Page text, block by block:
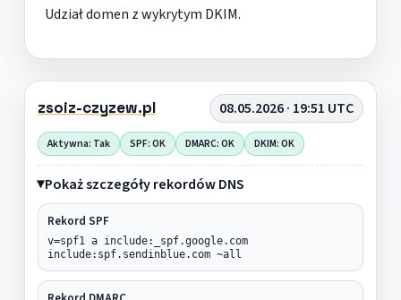
Udział domen z wykrytym DKIM.
zsoiz-czyzew.pl 08.05.2026 · 19:51 UTC
Aktywna: Tak SPF: OK DMARC: OK DKIM: OK
Pokaż szczegóły rekordów DNS
Rekord SPF
v=spf1 a include:_spf.google.com
include:spf.sendinblue.com ~all